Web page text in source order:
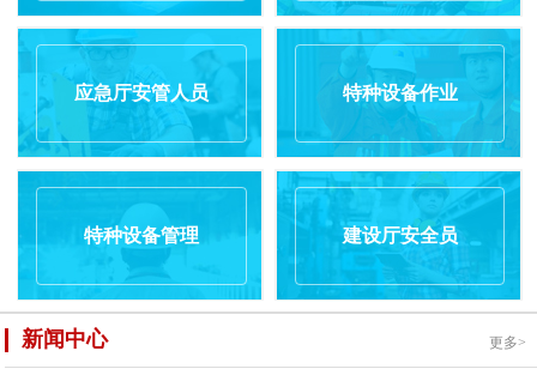
应急厅安管人员 特种设备作业
特种设备管理 建设厅安全员
新闻中心 更多>